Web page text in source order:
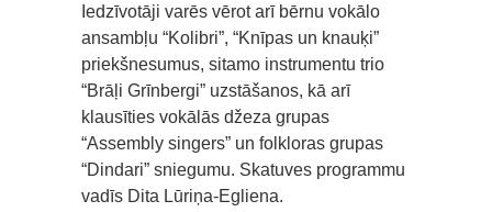
Iedzīvotāji varēs vērot arī bērnu vokālo
ansambļu “Kolibri”, “Knīpas un knauķi”
priekšnesumus, sitamo instrumentu trio
“Brāļi Grīnbergi” uzstāšanos, kā arī
klausīties vokālās džeza grupas
“Assembly singers” un folkloras grupas
“Dindari” sniegumu. Skatuves programmu
vadīs Dita Lūriņa-Egliena.